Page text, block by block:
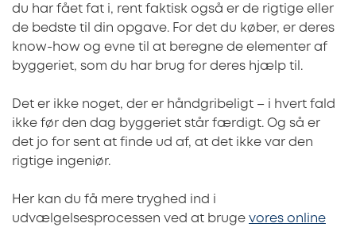
du har fået fat i, rent faktisk også er de rigtige eller
de bedste til din opgave. For det du køber, er deres
know-how og evne til at beregne de elementer af
byggeriet, som du har brug for deres hjælp til.
Det er ikke noget, der er håndgribeligt – i hvert fald
ikke før den dag byggeriet står færdigt. Og så er
det jo for sent at finde ud af, at det ikke var den
rigtige ingeniør.
Her kan du få mere tryghed ind i
udvælgelsesprocessen ved at bruge vores online